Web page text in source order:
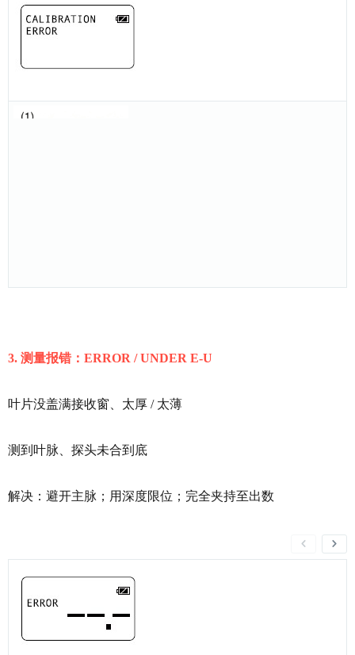
3. 测量报错：ERROR / UNDER E‑U
叶片没盖满接收窗、太厚 / 太薄
测到叶脉、探头未合到底
解决：避开主脉 ；用深度限位；完全夹持至出数